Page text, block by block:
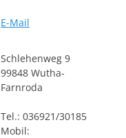
E-Mail
Schlehenweg 9
99848 Wutha-
Farnroda
Tel.: 036921/30185
Mobil: